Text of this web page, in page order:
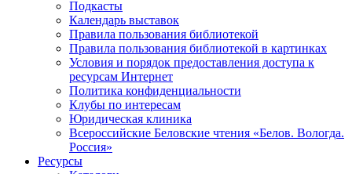
Подкасты
Календарь выставок
Правила пользования библиотекой
Правила пользования библиотекой в картинках
Условия и порядок предоставления доступа к
ресурсам Интернет
Политика конфиденциальности
Клубы по интересам
Юридическая клиника
Всероссийские Беловские чтения «Белов. Вологда.
Россия»
Ресурсы